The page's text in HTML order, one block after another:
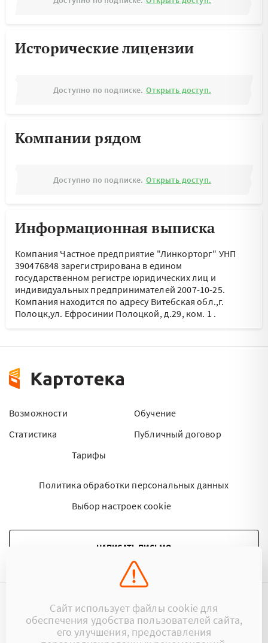
Исторические лицензии
Доступно по подписке. Открыть доступ.
Компании рядом
Доступно по подписке. Открыть доступ.
Информационная выписка
Компания Частное предприятие "Линкорторг" УНП
390476848 зарегистрирована в едином
государственном регистре юридических лиц и
индивидуальных предпринимателей 2007-10-25.
Компания находится по адресу Витебская обл.,г.
Полоцк,ул. Ефросинии Полоцкой, д.29, ком. 1 .
Возможности
Статистика
Тарифы
Обучение
Публичный договор
Политика обработки персональных данных
Выбор настроек cookie
НАПИСАТЬ ПИСЬМО
©2015 - 2026 Kartoteka.by Все права защищены.
+375 (29) 17-383-17 ООО «Картотека»
Сайт использует файлы cookie для
обеспечения удобства пользователей сайта,
его улучшения, предоставления